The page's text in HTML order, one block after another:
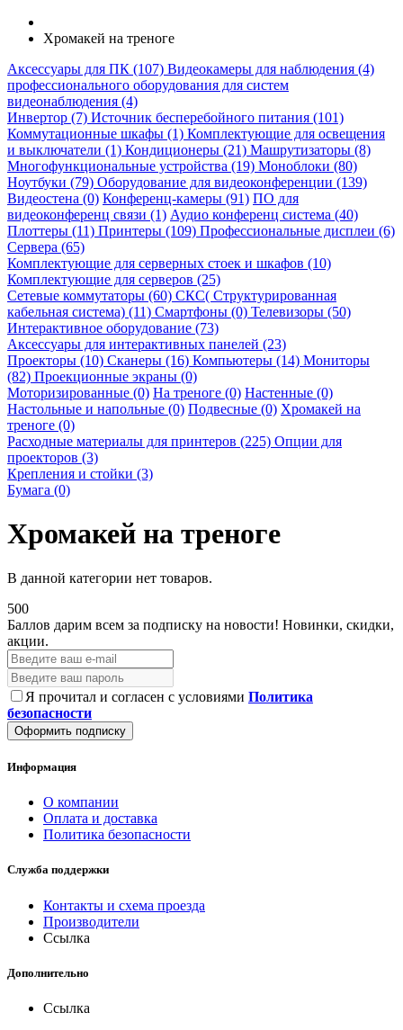
Хромакей на треноге
Аксессуары для ПК (107) Видеокамеры для наблюдения (4)
профессионального оборудования для систем
видеонаблюдения (4)
Инвертор (7) Источник бесперебойного питания (101)
Коммутационные шкафы (1) Комплектующие для освещения
и выключатели (1) Кондиционеры (21) Машрутизаторы (8)
Многофункциональные устройства (19) Моноблоки (80)
Ноутбуки (79) Оборудование для видеоконференции (139)
Видеостена (0) Конференц-камеры (91) ПО для
видеоконференц связи (1) Аудио конференц система (40)
Плоттеры (11) Принтеры (109) Профессиональные дисплеи (6)
Сервера (65)
Комплектующие для серверных стоек и шкафов (10)
Комплектующие для серверов (25)
Сетевые коммутаторы (60) СКС( Структурированная
кабельная система) (11) Смартфоны (0) Телевизоры (50)
Интерактивное оборудование (73)
Аксессуары для интерактивных панелей (23)
Проекторы (10) Сканеры (16) Компьютеры (14) Мониторы
(82) Проекционные экраны (0)
Моторизированные (0) На треноге (0) Настенные (0)
Настольные и напольные (0) Подвесные (0) Хромакей на
треноге (0)
Расходные материалы для принтеров (225) Опции для
проекторов (3)
Крепления и стойки (3)
Бумага (0)
Хромакей на треноге
В данной категории нет товаров.
500
Баллов дарим всем за подписку на новости! Новинки, скидки,
акции.
Я прочитал и согласен с условиями Политика
безопасности
Оформить подписку
Информация
О компании
Оплата и доставка
Политика безопасности
Служба поддержки
Контакты и схема проезда
Производители
Ссылка
Дополнительно
Ссылка